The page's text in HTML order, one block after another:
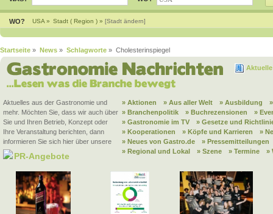
WO? USA » Stadt ( Region ) » [Stadt ändern]
Startseite » News » Schlagworte » Cholesterinspiegel
Aktuelles aus der Gastronomie und
mehr. Möchten Sie, dass wir auch über
Sie und Ihren Betrieb, Konzept oder
Ihre Veranstaltung berichten, dann
informieren Sie sich hier über unsere
PR-Angebote
» Aktionen » Aus aller Welt » Ausbildung
» Branchenpolitik
» Buchrezensionen
»
» Gastronomie im TV
» Gesetze und
» Kooperationen
» Köpfe und Karrieren
»
» Neues von Gastro.de
» Pressemitteilungen
» Regional und Lokal
» Szene » Termine »